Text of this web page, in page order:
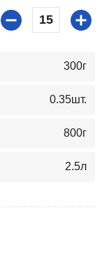
15
300г
0.35шт.
800г
2.5л